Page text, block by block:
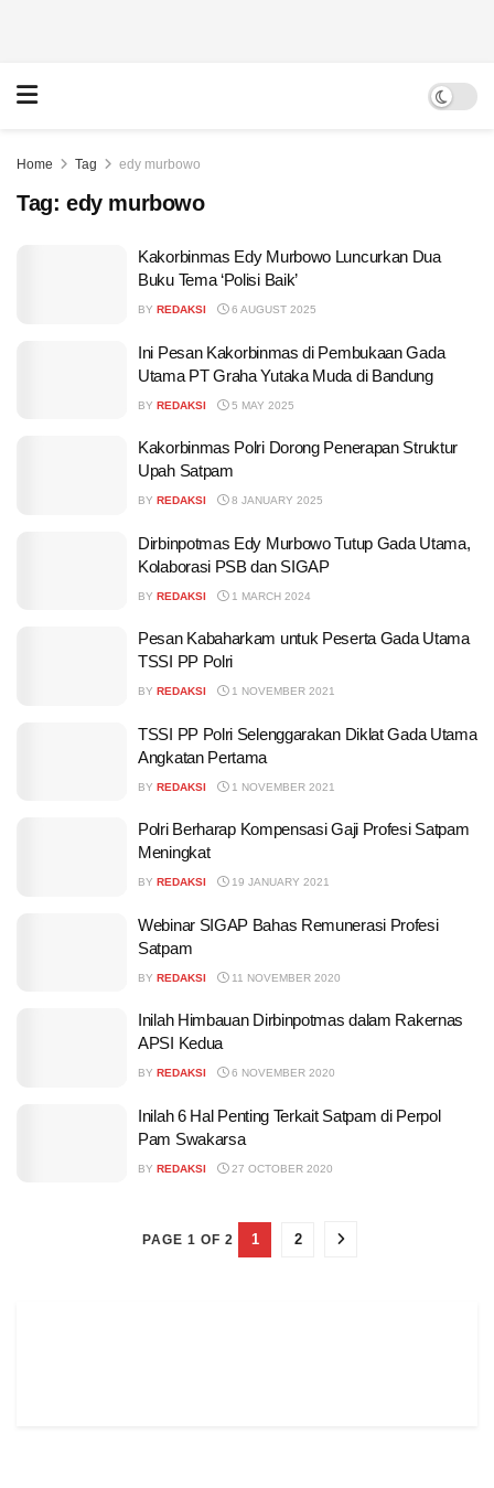
Home Tag edy murbowo
Tag: edy murbowo
Kakorbinmas Edy Murbowo Luncurkan Dua
Buku Tema ‘Polisi Baik’
BY REDAKSI 6 AUGUST 2025
Ini Pesan Kakorbinmas di Pembukaan Gada
Utama PT Graha Yutaka Muda di Bandung
BY REDAKSI 5 MAY 2025
Kakorbinmas Polri Dorong Penerapan Struktur
Upah Satpam
BY REDAKSI 8 JANUARY 2025
Dirbinpotmas Edy Murbowo Tutup Gada Utama,
Kolaborasi PSB dan SIGAP
BY REDAKSI 1 MARCH 2024
Pesan Kabaharkam untuk Peserta Gada Utama
TSSI PP Polri
BY REDAKSI 1 NOVEMBER 2021
TSSI PP Polri Selenggarakan Diklat Gada Utama
Angkatan Pertama
BY REDAKSI 1 NOVEMBER 2021
Polri Berharap Kompensasi Gaji Profesi Satpam
Meningkat
BY REDAKSI 19 JANUARY 2021
Webinar SIGAP Bahas Remunerasi Profesi
Satpam
BY REDAKSI 11 NOVEMBER 2020
Inilah Himbauan Dirbinpotmas dalam Rakernas
APSI Kedua
BY REDAKSI 6 NOVEMBER 2020
Inilah 6 Hal Penting Terkait Satpam di Perpol
Pam Swakarsa
BY REDAKSI 27 OCTOBER 2020
PAGE 1 OF 2 1 2